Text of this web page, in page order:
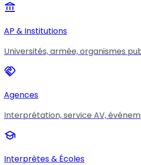
account_balance
AP & Institutions
Universités, armée, organismes
handshake
Agences
Interprétation, service AV,
school
Interprètes & Écoles